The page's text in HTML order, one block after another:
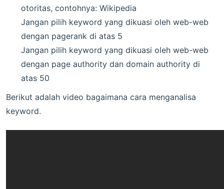
otoritas, contohnya: Wikipedia
Jangan pilih keyword yang dikuasi oleh web-web
dengan pagerank di atas 5
Jangan pilih keyword yang dikuasi oleh web-web
dengan page authority dan domain authority di
atas 50
Berikut adalah video bagaimana cara menganalisa
keyword.